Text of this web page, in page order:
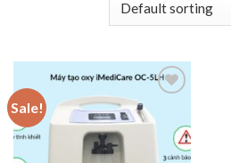
Sale!
wishlist